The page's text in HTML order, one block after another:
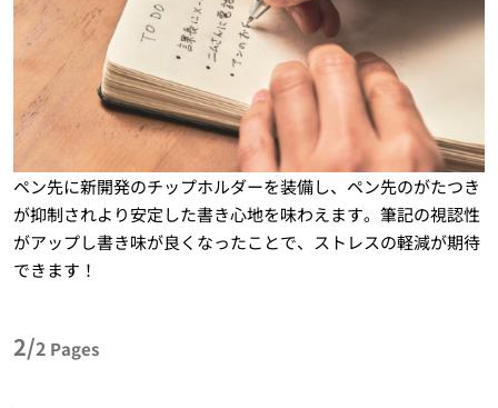
ペン先に新開発のチップホルダーを装備し、ペン先のがたつき
が抑制されより安定した書き心地を味わえます。筆記の視認性
がアップし書き味が良くなったことで、ストレスの軽減が期待
できます！
2/2 Pages